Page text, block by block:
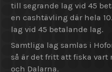
till segrande lag vid 45
en cashtävling där hela
lag vid 45 betalande lag.
Samtliga lag samlas i
så är det fritt att fiska
och Dalarna.